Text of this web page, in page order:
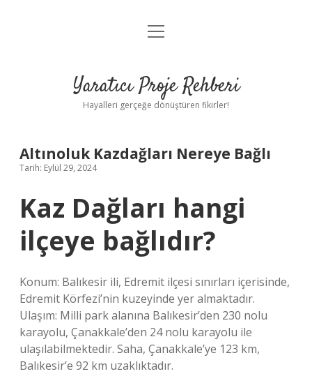
Anasayfa
Yasal Uyarı
menüyü
Yaratıcı Proje Rehberi
Hayalleri gerçeğe dönüştüren fikirler!
Altınoluk Kazdağları Nereye Bağlı
Tarih: Eylül 29, 2024
Kaz Dağları hangi
ilçeye bağlıdır?
Konum: Balıkesir ili, Edremit ilçesi sınırları içerisinde,
Edremit Körfezi’nin kuzeyinde yer almaktadır.
Ulaşım: Milli park alanına Balıkesir’den 230 nolu
karayolu, Çanakkale’den 24 nolu karayolu ile
ulaşılabilmektedir. Saha, Çanakkale’ye 123 km,
Balıkesir’e 92 km uzaklıktadır.